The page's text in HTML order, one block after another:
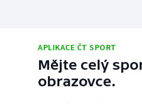
APLIKACE ČT SPORT
Mějte celý
obrazovce.